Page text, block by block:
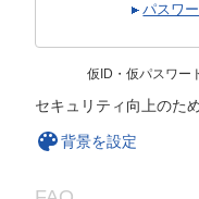
パスワ
仮ID・仮パスワー
セキュリティ向上のた
背景を設定